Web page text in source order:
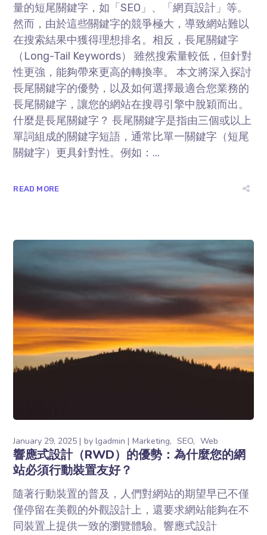
量的短尾關鍵字，如「SEO」、「網頁設計」等。
然而，由於這些關鍵字的競爭極大，導致網站難以
在搜索結果中獲得理想排名。相反，長尾關鍵字
（Long-Tail Keywords） 雖然搜索量較低，但針對
性更強，能夠帶來更高的轉換率。 本文將深入探討
長尾關鍵字的優勢，以及如何選擇最適合您業務的
長尾關鍵字，讓您的網站在搜尋引擎中脫穎而出。
什麼是長尾關鍵字？ 長尾關鍵字是指由三個或以上
單詞組成的關鍵字短語，通常比單一關鍵字（短尾
關鍵字）更具針對性。例如：...
READ MORE
January 29, 2025 bylgadmin Marketing SEO Web
響應式設計（RWD）的優勢：為什麼您的網
站必須行動裝置友好？
隨著⾏動裝置的普及，⼈們對網站的期望早已不僅
僅停留在美觀的外觀設計上，還要求網站能夠在不
同裝置上提供⼀致的瀏覽體驗。響應式設計